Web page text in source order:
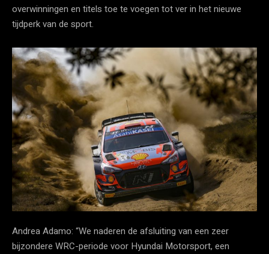
overwinningen en titels toe te voegen tot ver in het nieuwe
tijdperk van de sport.
Andrea Adamo: “We naderen de afsluiting van een zeer
bijzondere WRC-periode voor Hyundai Motorsport, een